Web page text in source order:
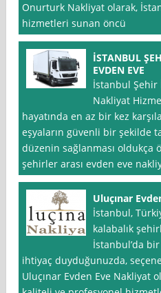
Onurturk Nakliyat olarak,
hizmetleri sunan öncü
İSTANBUL
EVDEN EVE
İstanbul Şehir
Nakliyat
hayatında en az bir kez
eşyaların güvenli bir şekilde
düzenin sağlanması oldukça
şehirler arası evden eve
Uluçınar
İstanbul,
kalabalık
İstanbul’da
ihtiyaç duyduğunuzda,
Uluçınar Evden Eve Nakliyat